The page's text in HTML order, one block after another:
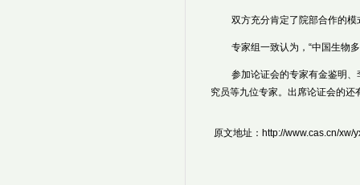
双方充分肯定了院部合作的
专家组一致认为，“中国生物
参加论证会的专家有金鉴明
究员等九位专家。出席论证会的
原文地址：http://www.cas.cn/